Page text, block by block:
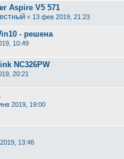
Aspire V5 571
« 13 фев 2019, 21:23
- решена
10:49
NC326PW
20:21
2019, 19:00
13:46